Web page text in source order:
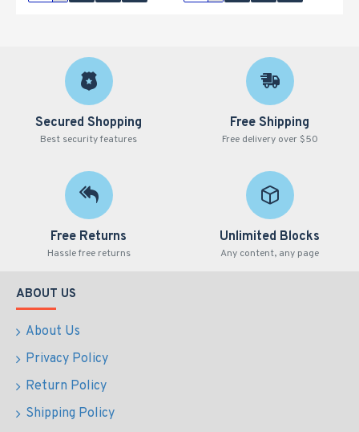
Secured Shopping
Best security features
Free Shipping
Free delivery over $50
Free Returns
Hassle free returns
Unlimited Blocks
Any content, any page
ABOUT US
About Us
Privacy Policy
Return Policy
Shipping Policy